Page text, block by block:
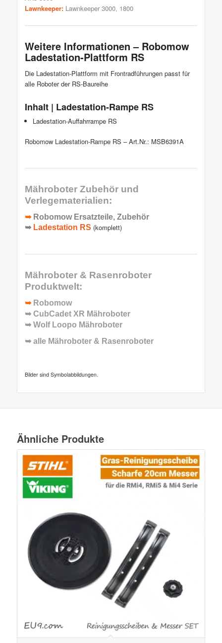
Lawnkeeper: Lawnkeeper 3000, 1800
Weitere Informationen – Robomow
Ladestation-Plattform RS
Die Ladestation-Plattform mit Frontradführungen passt für
alle Roboter der RS-Baureihe
Inhalt | Ladestation-Rampe RS
Ladestation-Auffahrrampe RS
Robomow Ladestation-Rampe RS – Art.Nr.: MSB6391A
Mähroboter Zubehör und
Verlegematerialien:
➥ Robomow Ersatzteile, Zubehör
➥ Ladestation RS (komplett)
Mähroboter & Rasenroboter
Produktwelt:
➥ Robomow
➥ CubCadet XR Mähroboter
➥ Wolf Loopo Mähroboter
➥ alle Mähroboter & Rasenroboter
Bilder sind Symbolabbildungen.
Ähnliche Produkte